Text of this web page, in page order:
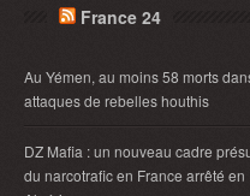
France 24
Au Yémen, au moins 58 morts
attaques de rebelles houthis
DZ Mafia : un nouveau cadre
du narcotrafic en France arrêté en